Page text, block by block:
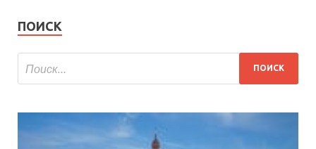
ПОИСК